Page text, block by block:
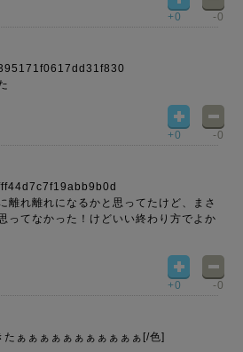
+0 -0
+0 -0
離れ離れになるかと思ってたけど、まさ
ってなかった！けどいい終わり方でよか
+0 -0
ぁぁぁぁぁぁぁぁぁぁぁ[/色]